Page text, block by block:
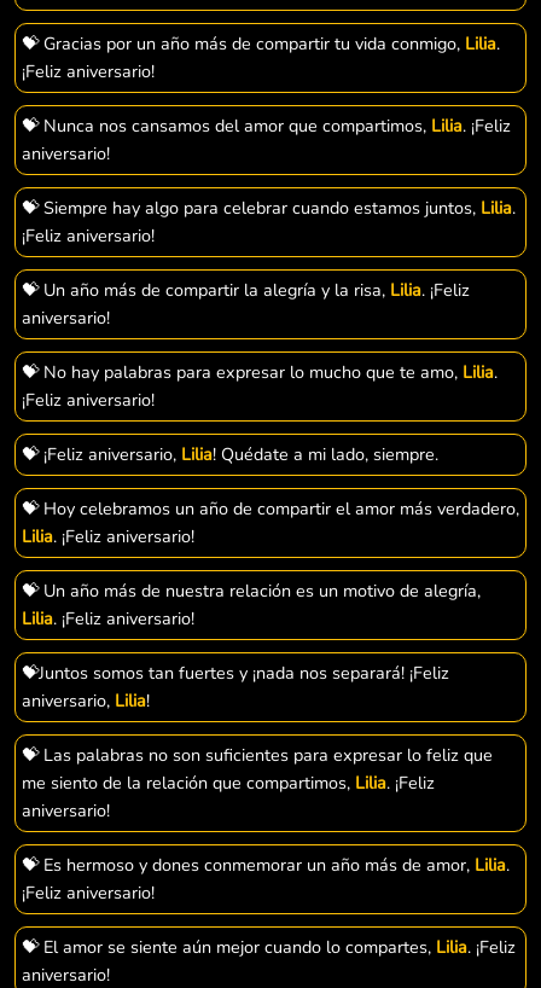
💝 Gracias por un año más de compartir tu vida conmigo, Lilia.
¡Feliz aniversario!
💝 Nunca nos cansamos del amor que compartimos, Lilia. ¡Feliz
aniversario!
💝 Siempre hay algo para celebrar cuando estamos juntos, Lilia.
¡Feliz aniversario!
💝 Un año más de compartir la alegría y la risa, Lilia. ¡Feliz
aniversario!
💝 No hay palabras para expresar lo mucho que te amo, Lilia.
¡Feliz aniversario!
💝 ¡Feliz aniversario, Lilia! Quédate a mi lado, siempre.
💝 Hoy celebramos un año de compartir el amor más verdadero,
Lilia. ¡Feliz aniversario!
💝 Un año más de nuestra relación es un motivo de alegría,
Lilia. ¡Feliz aniversario!
💝Juntos somos tan fuertes y ¡nada nos separará! ¡Feliz
aniversario, Lilia!
💝 Las palabras no son suficientes para expresar lo feliz que
me siento de la relación que compartimos, Lilia. ¡Feliz
aniversario!
💝 Es hermoso y dones conmemorar un año más de amor, Lilia.
¡Feliz aniversario!
💝 El amor se siente aún mejor cuando lo compartes, Lilia. ¡Feliz
aniversario!